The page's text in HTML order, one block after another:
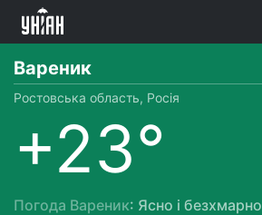
Вареник
Ростовська область, Росія
+23°
Погода Вареник: Ясно і безхмарно